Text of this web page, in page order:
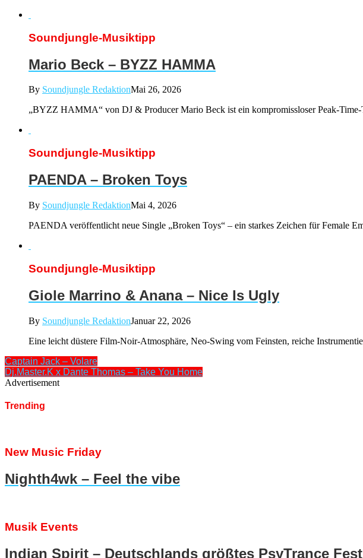
Soundjungle-Musiktipp
Mario Beck – BYZZ HAMMA
By Soundjungle RedaktionMai 26, 2026
„BYZZ HAMMA“ von DJ & Producer Mario Beck ist ein kompromissloser Peak-Time-
Soundjungle-Musiktipp
PAENDA – Broken Toys
By Soundjungle RedaktionMai 4, 2026
PAENDA veröffentlicht neue Single „Broken Toys“ – ein starkes Zeichen für Female
Soundjungle-Musiktipp
Giole Marrino & Anana – Nice Is Ugly
By Soundjungle RedaktionJanuar 22, 2026
Eine leicht düstere Film-Noir-Atmosphäre, Neo-Swing vom Feinsten, reiche
Captain Jack – Volare
Dj.Master.K x Dante Thomas – Take You Home
Advertisement
Trending
New Music Friday
Nighth4wk – Feel the vibe
Musik Events
Indian Spirit – Deutschlands größtes PsyTrance